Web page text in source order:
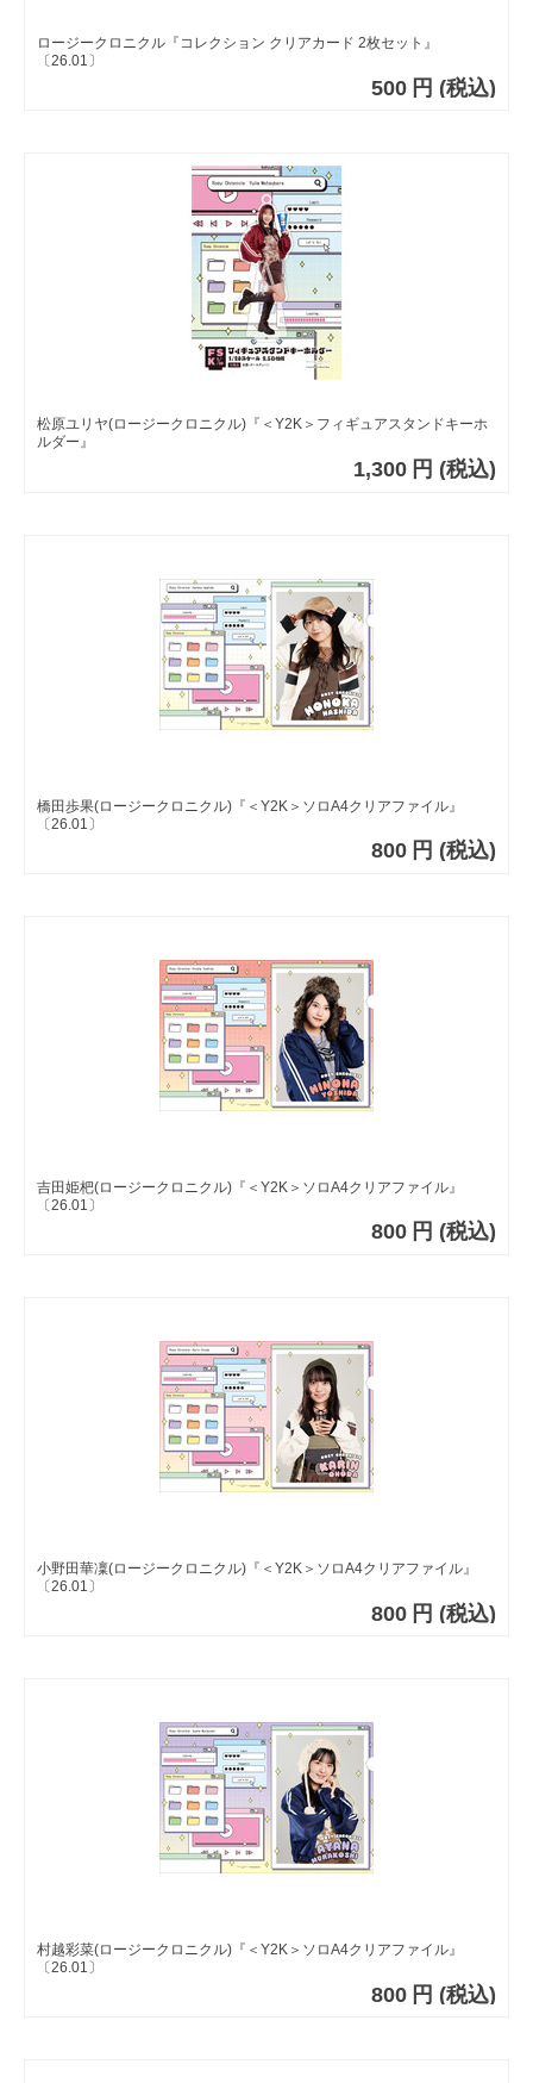
ロージークロニクル『コレクション クリアカード 2枚セット』
〔26.01〕
500 円 (税込)
松原ユリヤ(ロージークロニクル)『＜Y2K＞フィギュアスタンドキーホ
ルダー』
1,300 円 (税込)
橋田歩果(ロージークロニクル)『＜Y2K＞ソロA4クリアファイル』
〔26.01〕
800 円 (税込)
吉田姫杷(ロージークロニクル)『＜Y2K＞ソロA4クリアファイル』
〔26.01〕
800 円 (税込)
小野田華凜(ロージークロニクル)『＜Y2K＞ソロA4クリアファイル』
〔26.01〕
800 円 (税込)
村越彩菜(ロージークロニクル)『＜Y2K＞ソロA4クリアファイル』
〔26.01〕
800 円 (税込)